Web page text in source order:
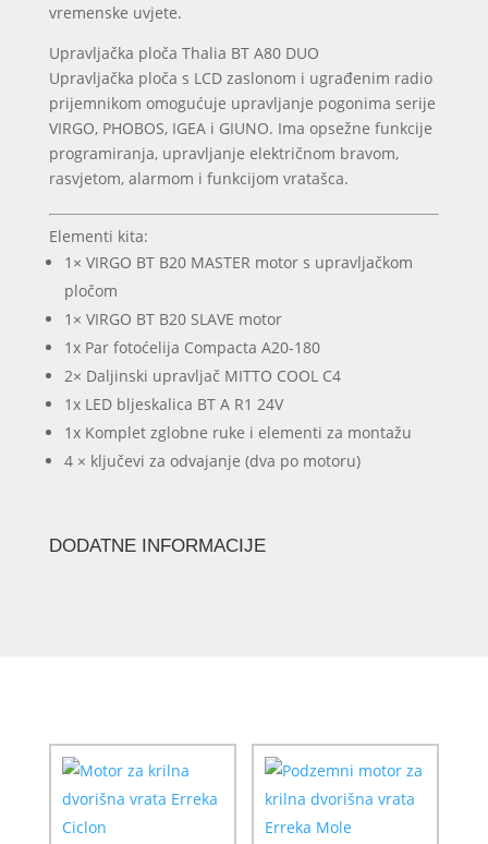
vremenske uvjete.
Upravljačka ploča Thalia BT A80 DUO
Upravljačka ploča s LCD zaslonom i ugrađenim radio
prijemnikom omogućuje upravljanje pogonima serije
VIRGO, PHOBOS, IGEA i GIUNO. Ima opsežne funkcije
programiranja, upravljanje električnom bravom,
rasvjetom, alarmom i funkcijom vratašca.
Elementi kita:
1× VIRGO BT B20 MASTER motor s upravljačkom
pločom
1× VIRGO BT B20 SLAVE motor
1x Par fotoćelija Compacta A20-180
2× Daljinski upravljač MITTO COOL C4
1x LED bljeskalica BT A R1 24V
1x Komplet zglobne ruke i elementi za montažu
4 × ključevi za odvajanje (dva po motoru)
DODATNE INFORMACIJE